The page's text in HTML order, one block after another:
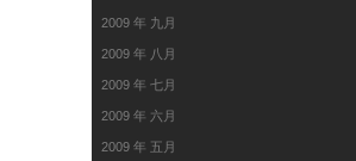
2009 年 九月
2009 年 八月
2009 年 七月
2009 年 六月
2009 年 五月